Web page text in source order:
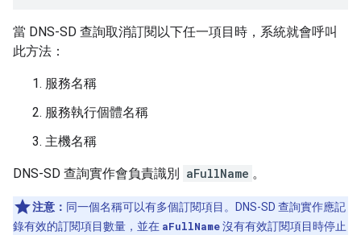
當 DNS-SD 查詢取消訂閱以下任一項目時，系統就會呼叫
此方法：
服務名稱
服務執行個體名稱
主機名稱
DNS-SD 查詢實作會負責識別 aFullName 。
注意： 同一個名稱可以有多個訂閱項目。DNS-SD 查詢實作應記
錄有效的訂閱項目數量，並在 aFullName沒有有效訂閱項目時停止